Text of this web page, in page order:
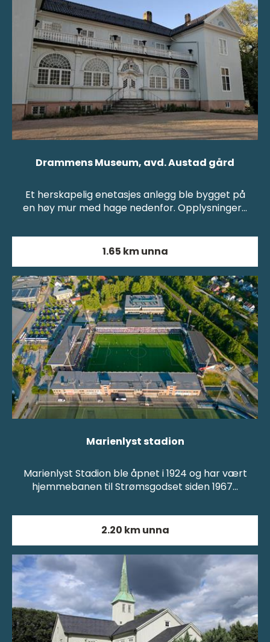
Drammens Museum, avd. Austad gård
Et herskapelig enetasjes anlegg ble bygget på
en høy mur med hage nedenfor. Opplysninger…
1.65 km unna
Marienlyst stadion
Marienlyst Stadion ble åpnet i 1924 og har vært
hjemmebanen til Strømsgodset siden 1967…
2.20 km unna